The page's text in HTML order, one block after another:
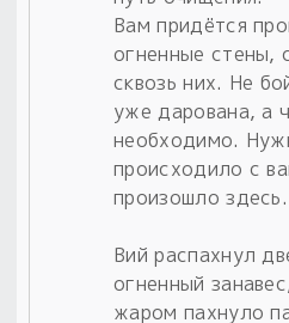
Вам придётся
огненные стены,
сквозь них. Не
уже дарована, а
необходимо.
происходило с
произошло
Вий распахнул
огненный
жаром пахнуло